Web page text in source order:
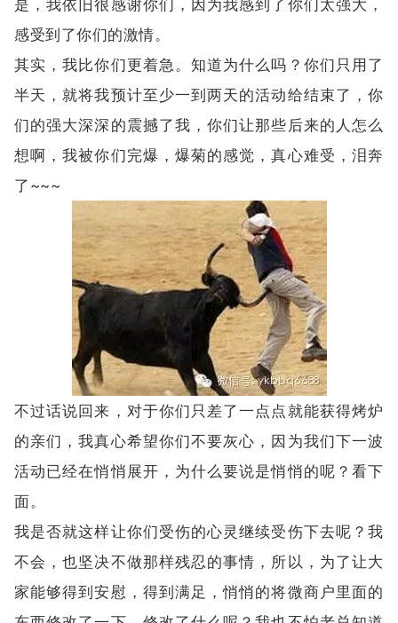
是，我依旧很感谢你们，因为我感到了你们太强大，
感受到了你们的激情。
其实，我比你们更着急。知道为什么吗？你们只用了
半天，就将我预计至少一到两天的活动给结束了，你
们的强大深深的震撼了我，你们让那些后来的人怎么
想啊，我被你们完爆，爆菊的感觉，真心难受，泪奔
了~~~
不过话说回来，对于你们只差了一点点就能获得烤炉
的亲们，我真心希望你们不要灰心，因为我们下一波
活动已经在悄悄展开，为什么要说是悄悄的呢？看下
面。
我是否就这样让你们受伤的心灵继续受伤下去呢？我
不会，也坚决不做那样残忍的事情，所以，为了让大
家能够得到安慰，得到满足，悄悄的将微商户里面的